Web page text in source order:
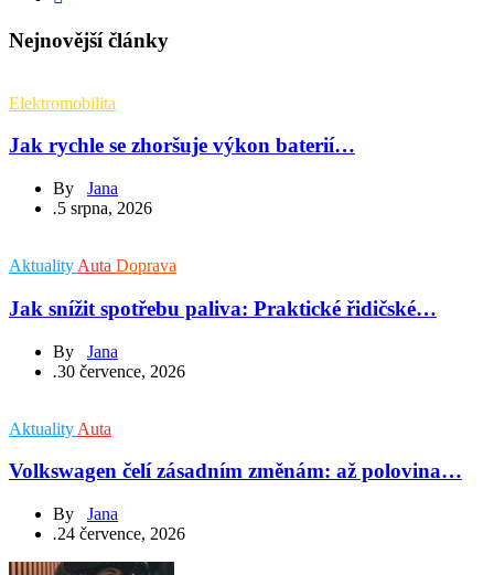
Nejnovější články
Elektromobilita
Jak rychle se zhoršuje výkon baterií…
By Jana
.5 srpna, 2026
Aktuality Auta Doprava
Jak snížit spotřebu paliva: Praktické řidičské…
By Jana
.30 července, 2026
Aktuality Auta
Volkswagen čelí zásadním změnám: až polovina…
By Jana
.24 července, 2026